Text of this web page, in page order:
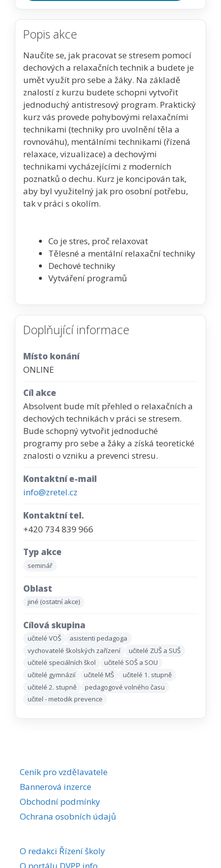
Popis akce
Naučíte se, jak pracovat se stresem pomocí
dechových a relaxačních technik a budete je
umět využít pro sebe a žáky. Na základě
znalostí z kurzu budete schopni vytvořit
jednoduchý antistresový program. Praktický
kurz vás provede pohybovými relaxačními
technikami (techniky pro uvolnění těla a
rovnováhu), mentálními technikami (řízená
relaxace, vizualizace) a dechovými
technikami vycházejícími z moderních
poznatků o dechu. Kurz je koncipován tak,
aby byl využitelný jak pro osobní potřebu,
tak v práci s okolím.
Co je stres, proč relaxovat
Tělesné a mentální relaxační techniky
Dechové techniky
Vytváření programů
Doplňující informace
Místo konání
ONLINE
Cíl akce
Absolvent bude mít přehled o relaxačních a
dechových technikách v práci se stresem.
Bude schopný vytvořit jednoduché
programy pro sebe a žáky a získá teoretické
znalosti o vzniku a prevenci stresu.
Kontaktní e-mail
info@zretel.cz
Kontaktní tel.
+420 734 839 966
Typ akce
seminář
Oblast
jiné (ostatní akce)
Cílová skupina
učitelé VOŠ
asistenti pedagoga
vychovatelé školských zařízení
učitelé ZUŠ a SUŠ
učitelé speciálních škol
učitelé SOŠ a SOU
učitelé gymnázií
učitelé MŠ
učitelé 1. stupně
učitelé 2. stupně
pedagogové volného času
učitel - metodik prevence
Ceník pro vzdělavatele
Bannerová inzerce
Obchodní podmínky
Ochrana osobních údajů
O redakci Řízení školy